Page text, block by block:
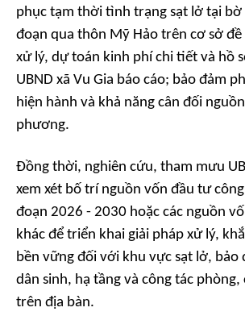
phục tạm thời tình trạng sạt lở tại bờ
đoạn qua thôn Mỹ Hảo trên cơ sở
xử lý, dự toán kinh phí chi tiết và hồ
UBND xã Vu Gia báo cáo; bảo đảm
hiện hành và khả năng cân đối
phương.
Đồng thời, nghiên cứu, tham mưu
xem xét bố trí nguồn vốn đầu tư
đoạn 2026 - 2030 hoặc các nguồn
khác để triển khai giải pháp xử lý,
bền vững đối với khu vực sạt lở, bảo
dân sinh, hạ tầng và công tác
trên địa bàn.